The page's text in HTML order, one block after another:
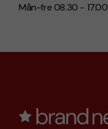
Mån-fre 08.30 - 17.00